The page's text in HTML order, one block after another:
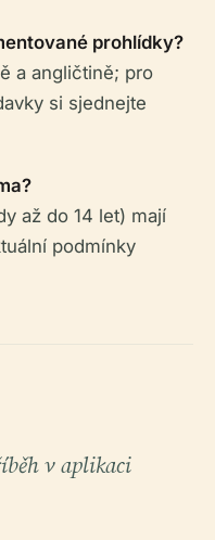
prohlídky?
a angličtině; pro
si sjednejte
až do 14 let) mají
podmínky
v aplikaci